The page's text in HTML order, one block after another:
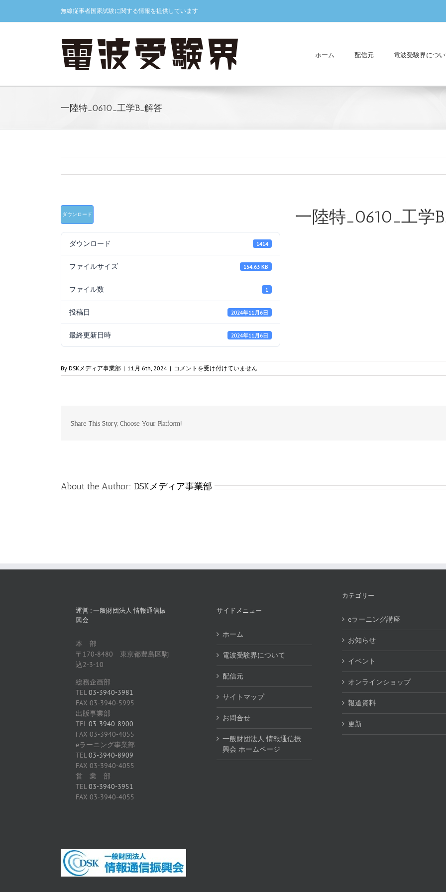
content
無線従事者国家試験に関する情報を提供しています
ホーム 配信元 電波受験界につ
一陸特_0610_工学B_解答
ダウンロード
ダウンロード 1414
ファイルサイズ 154.63 KB
ファイル数 1
投稿日 2024年11月6日
最終更新日時 2024年11月6日
一陸特_0610_工学
By DSKメディア事業部 | 11月 6th, 2024 | 一
陸
B_
コメントを受け付けていません
Share This Story, Choose Your Platform!
About the Author: DSKメディア事業部
運営 : 一般財団法人 情報通信振
興会
本 部
〒170-8480 東京都豊島区駒
込2-3-10
総務企画部
TEL03-3940-3981
FAX 03-3940-5995
出版事業部
TEL03-3940-8900
FAX 03-3940-4055
eラーニング事業部
TEL03-3940-8909
FAX 03-3940-4055
営 業 部
TEL03-3940-3951
FAX 03-3940-4055
サイドメニュー
ホーム
電波受験界について
配信元
サイトマップ
お問合せ
一般財団法人 情報通信振
興会 ホームページ
カテゴリー
eラーニング講座
お知らせ
イベント
オンラインショップ
報道資料
更新